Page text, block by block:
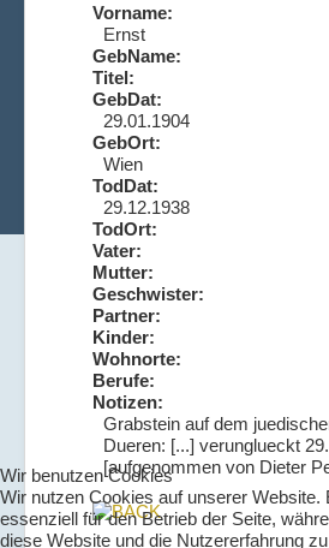
Vorname:
Ernst
GebName:
Titel:
GebDat:
29.01.1904
GebOrt:
Wien
TodDat:
29.12.1938
TodOrt:
Vater:
Mutter:
Geschwister:
Partner:
Kinder:
Wohnorte:
Berufe:
Notizen:
Grabstein auf dem
Dueren: [...] verunglueckt
[aufgenommen von Dieter
Wir benutzen Cookies
Wir nutzen Cookies auf unserer Website.
essenziell für den Betrieb der Seite,
diese Website und die Nutzererfahrung